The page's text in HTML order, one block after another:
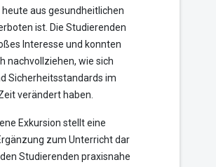
aus gesundheitlichen
ist. Die Studierenden
Interesse und konnten
nachvollziehen, wie sich
Sicherheitsstandards im
verändert haben.
Exkursion stellt eine
zum Unterricht dar
Studierenden praxisnahe